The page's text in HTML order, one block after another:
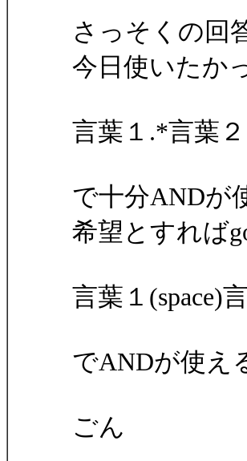
さっそくの回
今日使いたか
言葉１.*言葉２
で十分ANDが
希望とすれば
言葉１(space)
でANDが使え
ごん